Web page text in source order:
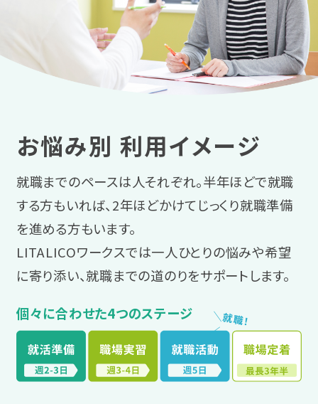
お悩み別 利用イメージ
就職までのペースは人それぞれ。半年ほどで就職
する方もいれば、2年ほどかけてじっくり就職準備
を進める方もいます。
LITALICOワークスでは一人ひとりの悩みや希望
に寄り添い、就職までの道のりをサポートします。
個々に合わせた4つのステージ ＼
就
職
！
／